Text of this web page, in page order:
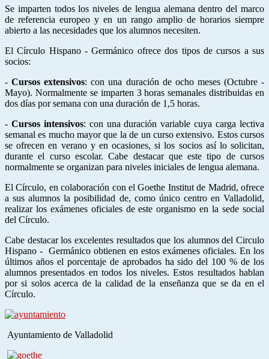
Se imparten todos los niveles de lengua alemana dentro del marco
de referencia europeo y en un rango amplio de horarios siempre
abierto a las necesidades que los alumnos necesiten.
El Círculo Hispano - Germánico ofrece dos tipos de cursos a sus
socios:
-Cursos extensivos: con una duración de ocho meses (Octubre -
Mayo). Normalmente se imparten 3 horas semanales distribuidas en
dos días por semana con una duración de 1,5 horas.
- Cursos intensivos: con una duración variable cuya carga lectiva
semanal es mucho mayor que la de un curso extensivo. Estos cursos
se ofrecen en verano y en ocasiones, si los socios así lo solicitan,
durante el curso escolar. Cabe destacar que este tipo de cursos
normalmente se organizan para niveles iniciales de lengua alemana.
El Círculo, en colaboración con el Goethe Institut de Madrid, ofrece
a sus alumnos la posibilidad de, como único centro en Valladolid,
realizar los exámenes oficiales de este organismo en la sede social
del Círculo.
Cabe destacar los excelentes resultados que los alumnos del Circulo
Hispano - Germánico obtienen en estos exámenes oficiales. En los
últimos años el porcentaje de aprobados ha sido del 100 % de los
alumnos presentados en todos los niveles. Estos resultados hablan
por si solos acerca de la calidad de la enseñanza que se da en el
Círculo.
Ayuntamiento de Valladolid